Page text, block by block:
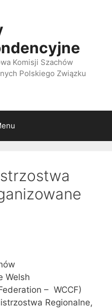
Komisji Szachów
Polskiego Związku
Welsh
– WCCF)
Regionalne,